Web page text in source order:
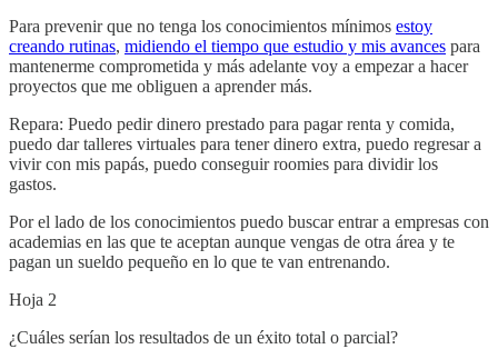
Para prevenir que no tenga los conocimientos mínimos estoy
creando rutinas, midiendo el tiempo que estudio y mis avances para
mantenerme comprometida y más adelante voy a empezar a hacer
proyectos que me obliguen a aprender más.
Repara: Puedo pedir dinero prestado para pagar renta y comida,
puedo dar talleres virtuales para tener dinero extra, puedo regresar a
vivir con mis papás, puedo conseguir roomies para dividir los
gastos.
Por el lado de los conocimientos puedo buscar entrar a empresas con
academias en las que te aceptan aunque vengas de otra área y te
pagan un sueldo pequeño en lo que te van entrenando.
Hoja 2
¿Cuáles serían los resultados de un éxito total o parcial?